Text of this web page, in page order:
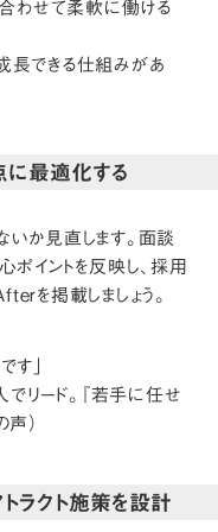
合わせて柔軟に働ける
長できる仕組みがあ
に最適化する
いか見直します。面談
ポイントを反映し、採用
を掲載しましょう。
す」
でリード。『若手に任せ
）
ラクト施策を設計